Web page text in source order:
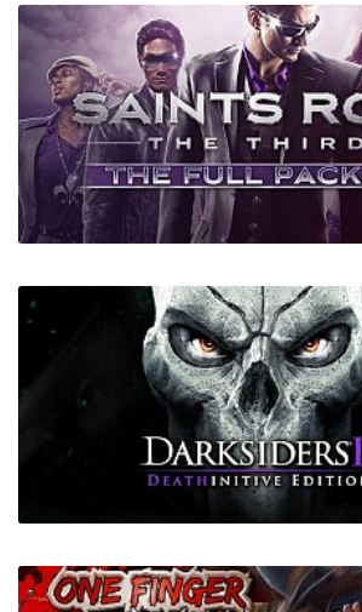
Westboro
Saints Row The Third